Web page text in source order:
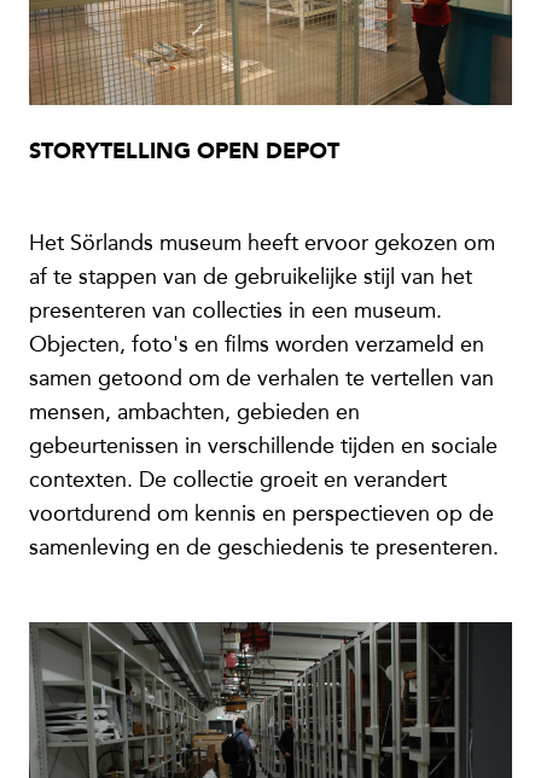
STORYTELLING OPEN DEPOT
Het Sörlands museum heeft ervoor gekozen om
af te stappen van de gebruikelijke stijl van het
presenteren van collecties in een museum.
Objecten, foto's en films worden verzameld en
samen getoond om de verhalen te vertellen van
mensen, ambachten, gebieden en
gebeurtenissen in verschillende tijden en sociale
contexten. De collectie groeit en verandert
voortdurend om kennis en perspectieven op de
samenleving en de geschiedenis te presenteren.